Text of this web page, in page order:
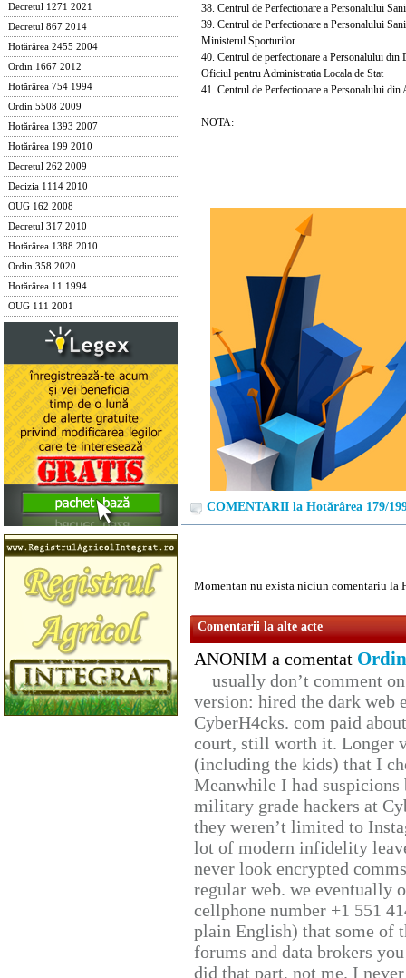
Decretul 1271 2021
Decretul 867 2014
Hotărârea 2455 2004
Ordin 1667 2012
Hotărârea 754 1994
Ordin 5508 2009
Hotărârea 1393 2007
Hotărârea 199 2010
Decretul 262 2009
Decizia 1114 2010
OUG 162 2008
Decretul 317 2010
Hotărârea 1388 2010
Ordin 358 2020
Hotărârea 11 1994
OUG 111 2001
38. Centrul de Perfectionare a Personalului
39. Centrul de Perfectionare a Personalului
Ministerul Sporturilor
40. Centrul de perfectionare a Personalului
Oficiul pentru Administratia Locala de Stat
41. Centrul de Perfectionare a Personalului din
NOTA:
COMENTARII la Hotărârea 179/
Momentan nu exista niciun comentariu la
Comentarii la alte acte
ANONIM a comentat
usually don’t comment
version: hired the dark web
CyberH4cks. com paid
court, still worth it. Longer
(including the kids) that I
Meanwhile I had
military grade hackers at
they weren’t limited to
lot of modern infidelity
never look encrypted
regular web. we eventually
cellphone number +1 551
plain English) that some of
forums and data brokers
did that part, not me. I